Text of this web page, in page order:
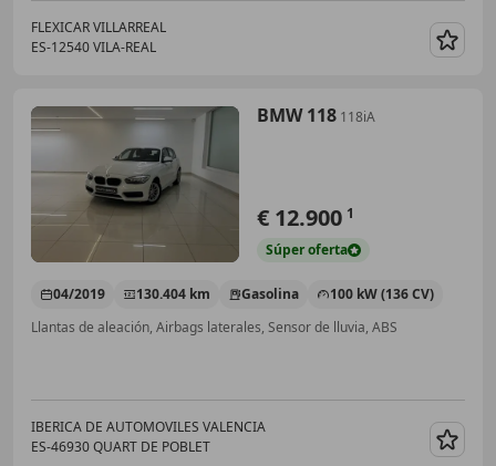
FLEXICAR VILLARREAL
ES-12540 VILA-REAL
BMW 118 118iA
€ 12.900 1
Súperoferta
04/2019 130.404 km Gasolina
100 kW (136 CV)
Llantas de aleación, Airbags laterales, Sensor de lluvia, ABS
IBERICA DE AUTOMOVILES VALENCIA
ES-46930 QUART DE POBLET